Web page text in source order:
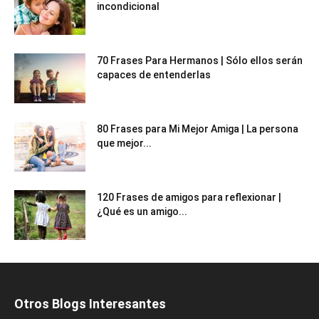
incondicional
70 Frases Para Hermanos | Sólo ellos serán
capaces de entenderlas
80 Frases para Mi Mejor Amiga | La persona
que mejor...
120 Frases de amigos para reflexionar |
¿Qué es un amigo...
Otros Blogs Interesantes